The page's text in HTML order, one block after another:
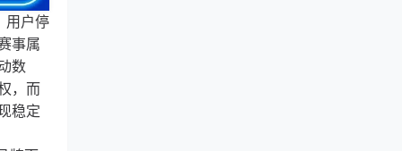
用户停
事属
数
，而
稳定